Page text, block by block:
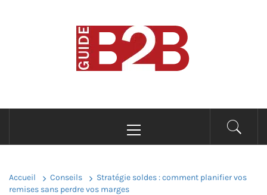
B2B GUIDE
principal
Accueil Conseils
Stratégie soldes : comment planifier vos
remises sans perdre vos marges